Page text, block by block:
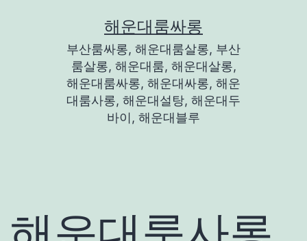
해운대룸싸롱
부산룸싸롱, 해운대룸살롱, 부산
룸살롱, 해운대룸, 해운대살롱,
해운대룸싸롱, 해운대싸롱, 해운
대룸사롱, 해운대설탕, 해운대두
바이, 해운대블루